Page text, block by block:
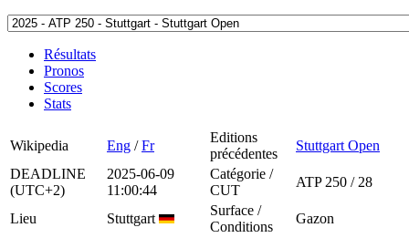
Résultats
Pronos
Scores
Stats
Wikipedia Eng /Fr
Editions
précédentes
Stuttgart Open
DEADLINE
(UTC+2)
2025-06-09
11:00:44
Catégorie /
CUT
ATP 250 / 28
Lieu Stuttgart
Surface /
Conditions
Gazon